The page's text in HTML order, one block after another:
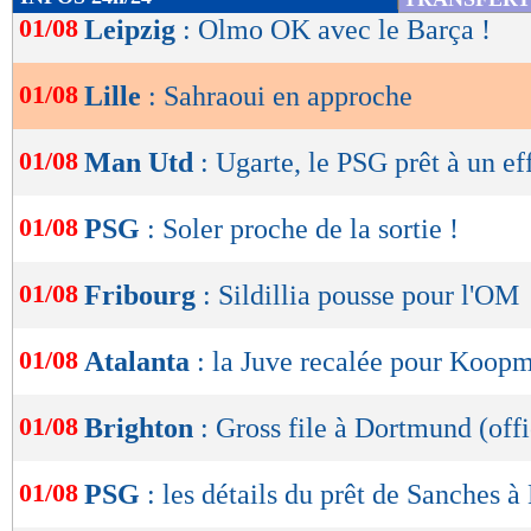
de
lecture
OK
01/08 Leipzig : Olmo OK avec le Barça !
01/08 Lille : Sahraoui en approche
01/08 Man Utd : Ugarte, le PSG prêt à un
01/08 PSG : Soler proche de la sortie !
01/08 Fribourg : Sildillia pousse pour l'OM
01/08 Atalanta : la Juve recalée pour
01/08 Brighton : Gross file à Dortmund
01/08 PSG : les détails du prêt de Sanches